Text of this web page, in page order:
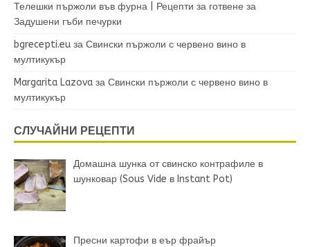
Телешки пържоли във фурна | Рецепти за готвене за
Задушени гъби печурки
bgrecepti.eu за Свински пържоли с червено вино в
мултикукър
Margarita Lazova за Свински пържоли с червено вино в
мултикукър
СЛУЧАЙНИ РЕЦЕПТИ
Домашна шунка от свинско контрафиле в
шунковар (Sous Vide в Instant Pot)
Пресни картофи в еър фрайър